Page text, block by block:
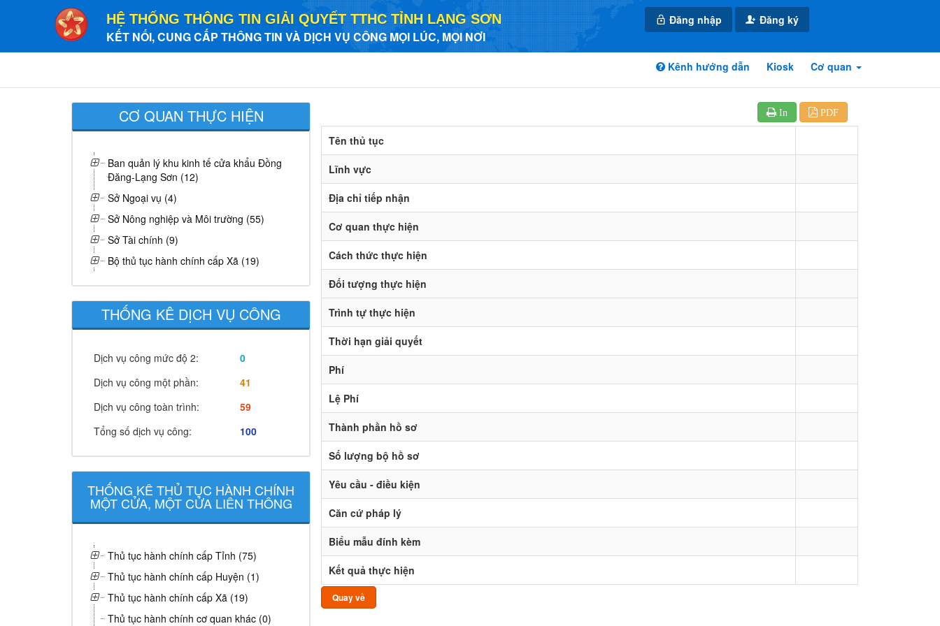
HỆ THỐNG THÔNG TIN GIẢI QUYẾT TTHC TỈNH LẠNG SƠN
KẾT NỐI, CUNG CẤP THÔNG TIN VÀ DỊCH VỤ CÔNG MỌI LÚC, MỌI NƠI
Đăng nhập Đăng ký
Kênh hướng dẫn Kiosk Cơ quan
CƠ QUAN THỰC HIỆN
Ban quản lý khu kinh tế cửa khẩu Đồng
Đăng-Lạng Sơn (12)
Sở Ngoại vụ (4)
Sở Nông nghiệp và Môi trường (55)
Sở Tài chính (9)
Bộ thủ tục hành chính cấp Xã (19)
THỐNG KÊ DỊCH VỤ CÔNG
Dịch vụ công mức độ 2:
0
Dịch vụ công một phần:
41
Dịch vụ công toàn trình:
59
Tổng số dịch vụ công:
100
THỐNG KÊ THỦ TỤC HÀNH CHÍNH
MỘT CỬA, MỘT CỬA LIÊN THÔNG
Thủ tục hành chính cấp Tỉnh (75)
Thủ tục hành chính cấp Huyện (1)
Thủ tục hành chính cấp Xã (19)
Thủ tục hành chính cơ quan khác (0)
In PDF
Tên thủ tục
Lĩnh vực
Địa chỉ tiếp nhận
Cơ quan thực hiện
Cách thức thực hiện
Đối tượng thực hiện
Trình tự thực hiện
Thời hạn giải quyết
Phí
Lệ Phí
Thành phần hồ sơ
Số lượng bộ hồ sơ
Yêu cầu - điều kiện
Căn cứ pháp lý
Biểu mẫu đính kèm
Kết quả thực hiện
Quay về